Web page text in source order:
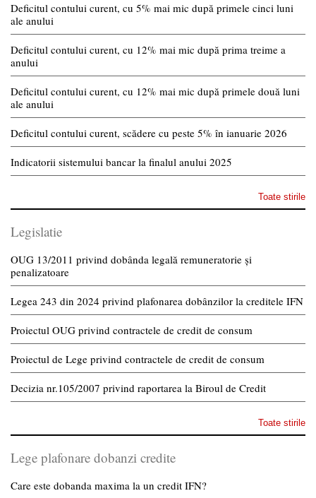
Deficitul contului curent, cu 5% mai mic după primele cinci luni
ale anului
Deficitul contului curent, cu 12% mai mic după prima treime a
anului
Deficitul contului curent, cu 12% mai mic după primele două luni
ale anului
Deficitul contului curent, scădere cu peste 5% în ianuarie 2026
Indicatorii sistemului bancar la finalul anului 2025
Toate stirile
Legislatie
OUG 13/2011 privind dobânda legală remuneratorie și
penalizatoare
Legea 243 din 2024 privind plafonarea dobânzilor la creditele IFN
Proiectul OUG privind contractele de credit de consum
Proiectul de Lege privind contractele de credit de consum
Decizia nr.105/2007 privind raportarea la Biroul de Credit
Toate stirile
Lege plafonare dobanzi credite
Care este dobanda maxima la un credit IFN?